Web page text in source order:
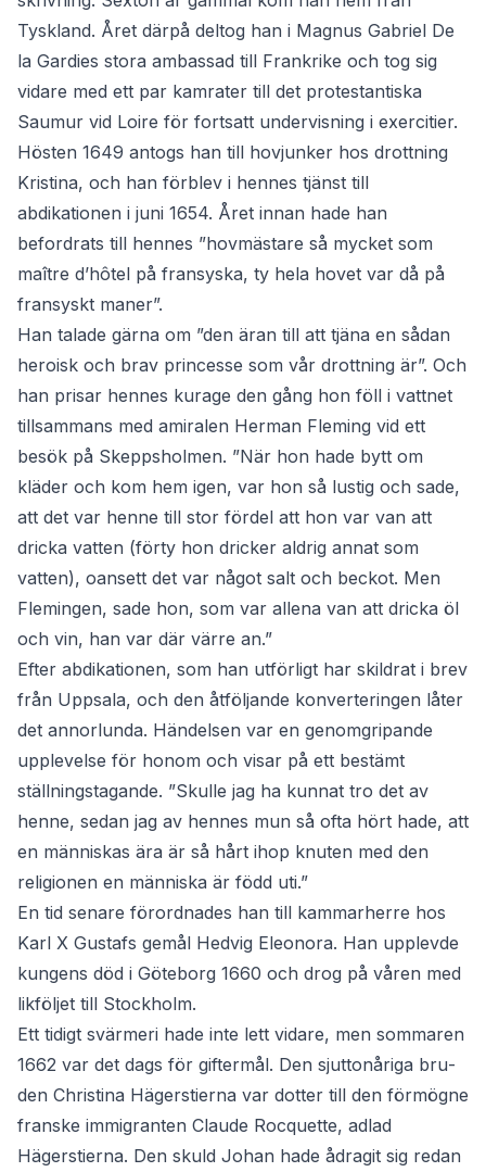
Tyskland. Året därpå deltog han i Magnus Gabriel De
la Gardies stora ambassad till Frankrike och tog sig
vidare med ett par kamrater till det protestantiska
Saumur vid Loire för fortsatt undervisning i exercitier.
Hösten 1649 antogs han till hovjunker hos drottning
Kristina, och han förblev i hennes tjänst till
abdikationen i juni 1654. Året innan hade han
befordrats till hennes ”hovmästare så mycket som
maître d’hôtel på fransyska, ty hela hovet var då på
fransyskt maner”.
Han talade gärna om ”den äran till att tjäna en sådan
heroisk och brav princesse som vår drottning är”. Och
han prisar hennes kurage den gång hon föll i vattnet
tillsammans med amiralen Herman Fleming vid ett
besök på Skeppsholmen. ”När hon hade bytt om
kläder och kom hem igen, var hon så lustig och sade,
att det var henne till stor fördel att hon var van att
dricka vatten (förty hon dricker aldrig annat som
vatten), oansett det var något salt och beckot. Men
Flemingen, sade hon, som var allena van att dricka öl
och vin, han var där värre an.”
Efter abdikationen, som han utförligt har skildrat i brev
från Uppsala, och den åtföljande konverteringen låter
det annorlunda. Händelsen var en genomgripande
upplevelse för honom och visar på ett bestämt
ställningstagande. ”Skulle jag ha kunnat tro det av
henne, sedan jag av hennes mun så ofta hört hade, att
en människas ära är så hårt ihop knuten med den
religionen en människa är född uti.”
En tid senare förordnades han till kammarherre hos
Karl X Gustafs gemål Hedvig Eleonora. Han upplevde
kungens död i Göteborg 1660 och drog på våren med
likföljet till Stockholm.
Ett tidigt svärmeri hade inte lett vidare, men sommaren
1662 var det dags för giftermål. Den sjuttonåriga bru­
den Christina Hägerstierna var dotter till den förmögne
franske immigranten Claude Rocquette, adlad
Hägerstierna. Den skuld Johan hade ådragit sig redan